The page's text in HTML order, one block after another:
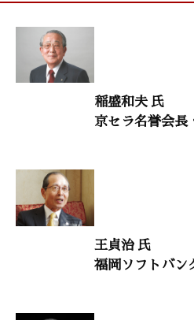
人生を照らす言葉
「志賀直哉『母の死と新しい母』」
鈴木秀子（国際コミュニオン学会名誉
「覚悟が決まれば自ずと道はひらく」
羽鳥兼市（IDOM名誉会長）
村上和雄（筑波大学名誉教授）
稲盛和夫 氏
京セラ名誉会長
王貞治 氏
福岡ソフトバン